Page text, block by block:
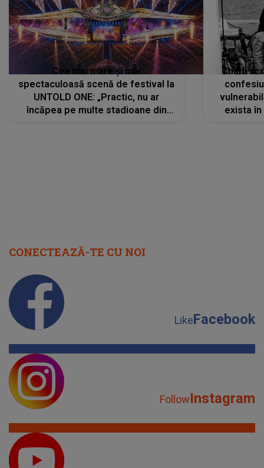
Cea mai mare și mai
spectaculoasă scenă de festival la
UNTOLD ONE: „Practic, nu ar
încăpea pe multe stadioane din
Charli
exista
CONECTEAZĂ-TE CU NOI
LikeFacebook
FollowInstagram